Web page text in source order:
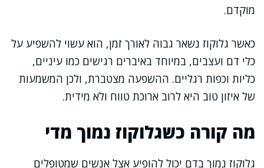
מוקדם.
כאשר גלוקוז נשאר גבוה לאורך זמן, הוא עשוי להשפיע על
כלי דם ועצבים, במיוחד באיברים רגישים כמו עיניים,
כליות וכפות רגליים. ההשפעה מצטברת, ולכן המשמעות
של איזון טוב היא לרוב ארוכת טווח ולא מידית.
מה קורה כשגלוקוז נמוך מדי
גלוקוז נמוך בדם יכול להופיע אצל אנשים שמטופלים